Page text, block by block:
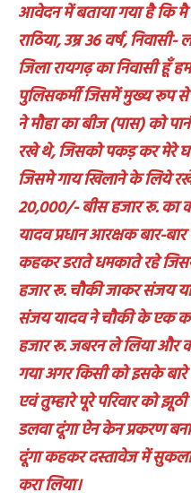
आवेदन में बताया गया है कि मै
राठिया, उम्र 36 वर्ष,
जिला रायगढ़ का निवासी हूँ
पुलिसकर्मी जिसमें मुख्य रूप
ने मौहा का बीज (पास) को
रखे थे, जिसको पकड़ कर मेरे
जिसमे गाय खिलाने के लिये
20,000/- बीस हजार रू. का
यादव प्रधान आरक्षक बार-
कहकर डराते धमकाते रहे
हजार रू. चौकी जाकर संजय
संजय यादव ने चौकी के एक
हजार रू. जबरन ले लिया और
गया अगर किसी को इसके बारे
एवं तुम्हारे पूरे परिवार को
डलवा दूंगा ऐन केन प्रकरण
दूंगा कहकर दस्तावेज में
करा लिया।